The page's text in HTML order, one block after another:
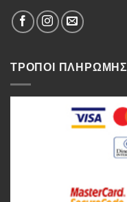
ΤΡΟΠΟΙ ΠΛΗΡΩΜΗΣ